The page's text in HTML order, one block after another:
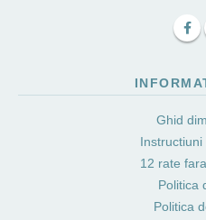
Ghid
12 rate
Politica
Politica